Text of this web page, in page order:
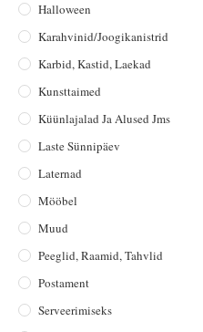
Halloween
Karahvinid/joogikanistrid
Karbid, Kastid, Laekad
Kunsttaimed
Küünlajalad Ja Alused Jms
Laste Sünnipäev
Laternad
Mööbel
Muud
Peeglid, Raamid, Tahvlid
Postament
Serveerimiseks